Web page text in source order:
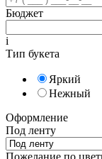
Бюджет
i
Тип букета
Яркий
Нежный
Оформление
Под ленту
Пожелание по